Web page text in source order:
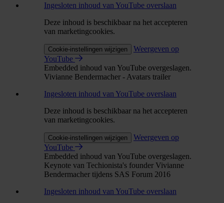
Ingesloten inhoud van YouTube overslaan
Deze inhoud is beschikbaar na het accepteren
van marketingcookies.
Cookie-instellingen wijzigen
Weergeven op
YouTube
Embedded inhoud van YouTube overgeslagen.
Vivianne Bendermacher - Avatars trailer
Ingesloten inhoud van YouTube overslaan
Deze inhoud is beschikbaar na het accepteren
van marketingcookies.
Cookie-instellingen wijzigen
Weergeven op
YouTube
Embedded inhoud van YouTube overgeslagen.
Keynote van Techionista's founder Vivianne
Bendermacher tijdens SAS Forum 2016
Ingesloten inhoud van YouTube overslaan